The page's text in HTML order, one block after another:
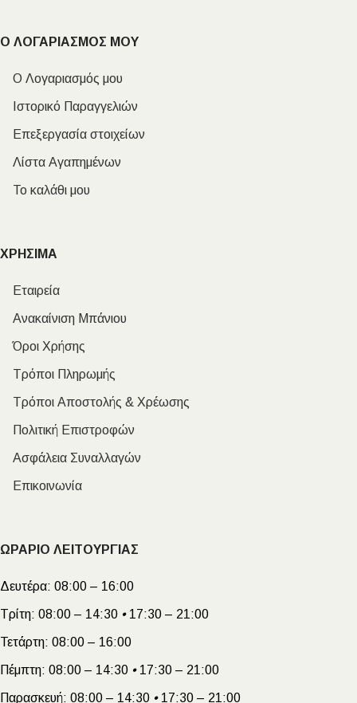
Ο ΛΟΓΑΡΙΑΣΜΟΣ ΜΟΥ
Ο Λογαριασμός μου
Ιστορικό Παραγγελιών
Επεξεργασία στοιχείων
Λίστα Αγαπημένων
Το καλάθι μου
ΧΡΗΣΙΜΑ
Εταιρεία
Ανακαίνιση Μπάνιου
Όροι Χρήσης
Τρόποι Πληρωμής
Τρόποι Αποστολής & Χρέωσης
Πολιτική Επιστροφών
Ασφάλεια Συναλλαγών
Επικοινωνία
ΩΡΑΡΙΟ ΛΕΙΤΟΥΡΓΙΑΣ
Δευτέρα: 08:00 – 16:00
Τρίτη: 08:00 – 14:30 •17:30 – 21:00
Τετάρτη: 08:00 – 16:00
Πέμπτη: 08:00 – 14:30 •17:30 – 21:00
Παρασκευή: 08:00 – 14:30 •17:30 – 21:00